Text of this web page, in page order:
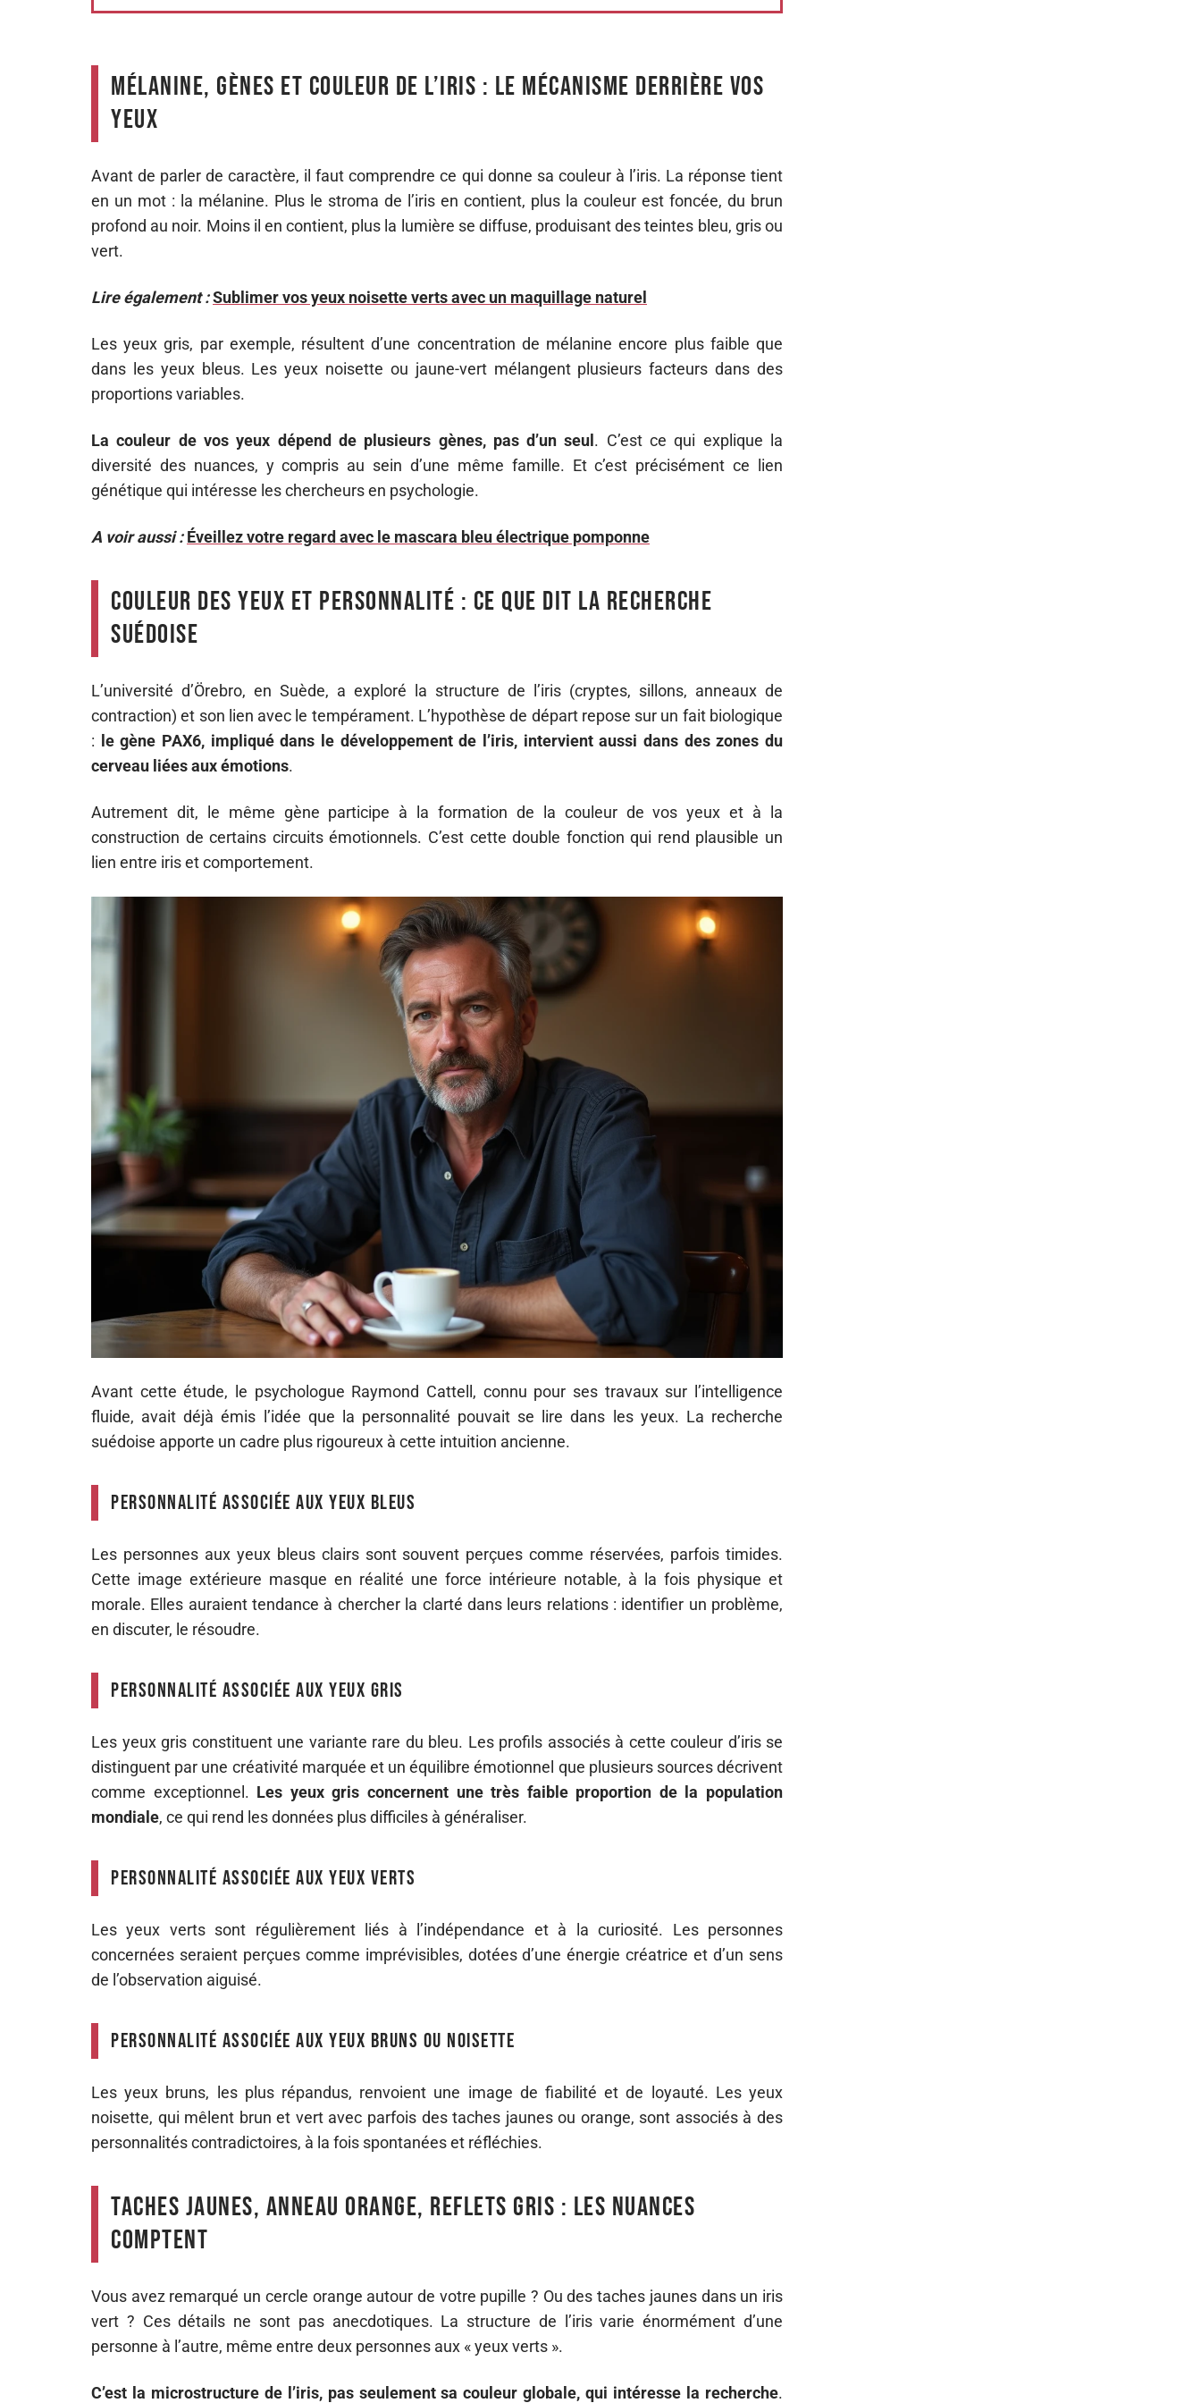
Mélanine, gènes et couleur de l’iris : le mécanisme derrière vos
yeux
Avant de parler de caractère, il faut comprendre ce qui donne sa couleur à l’iris. La réponse tient
en un mot : la mélanine. Plus le stroma de l’iris en contient, plus la couleur est foncée, du brun
profond au noir. Moins il en contient, plus la lumière se diffuse, produisant des teintes bleu, gris ou
vert.
Lire également :Sublimer vos yeux noisette verts avec un maquillage naturel
Les yeux gris, par exemple, résultent d’une concentration de mélanine encore plus faible que
dans les yeux bleus. Les yeux noisette ou jaune-vert mélangent plusieurs facteurs dans des
proportions variables.
La couleur de vos yeux dépend de plusieurs gènes, pas d’un seul . C’est ce qui explique la
diversité des nuances, y compris au sein d’une même famille. Et c’est précisément ce lien
génétique qui intéresse les chercheurs en psychologie.
A voir aussi : Éveillez votre regard avec le mascara bleu électrique pomponne
Couleur des yeux et personnalité : ce que dit la recherche
suédoise
L’université d’Örebro, en Suède, a exploré la structure de l’iris (cryptes, sillons, anneaux de
contraction) et son lien avec le tempérament. L’hypothèse de départ repose sur un fait biologique
:
le gène PAX6, impliqué dans le développement de l’iris, intervient aussi dans des zones du
cerveau liées aux émotions.
Autrement dit, le même gène participe à la formation de la couleur de vos yeux et à la
construction de certains circuits émotionnels. C’est cette double fonction qui rend plausible un
lien entre iris et comportement.
Avant cette étude, le psychologue Raymond Cattell, connu pour ses travaux sur l’intelligence
fluide, avait déjà émis l’idée que la personnalité pouvait se lire dans les yeux. La recherche
suédoise apporte un cadre plus rigoureux à cette intuition ancienne.
Personnalité associée aux yeux bleus
Les personnes aux yeux bleus clairs sont souvent perçues comme réservées, parfois timides.
Cette image extérieure masque en réalité une force intérieure notable, à la fois physique et
morale. Elles auraient tendance à chercher la clarté dans leurs relations : identifier un problème,
en discuter, le résoudre.
Personnalité associée aux yeux gris
Les yeux gris constituent une variante rare du bleu. Les profils associés à cette couleur d’iris se
distinguent par une créativité marquée et un équilibre émotionnel que plusieurs sources décrivent
comme exceptionnel. Les yeux gris concernent une très faible proportion de la population
mondiale, ce qui rend les données plus difficiles à généraliser.
Personnalité associée aux yeux verts
Les yeux verts sont régulièrement liés à l’indépendance et à la curiosité. Les personnes
concernées seraient perçues comme imprévisibles, dotées d’une énergie créatrice et d’un sens
de l’observation aiguisé.
Personnalité associée aux yeux bruns ou noisette
Les yeux bruns, les plus répandus, renvoient une image de fiabilité et de loyauté. Les yeux
noisette, qui mêlent brun et vert avec parfois des taches jaunes ou orange, sont associés à des
personnalités contradictoires, à la fois spontanées et réfléchies.
Taches jaunes, anneau orange, reflets gris : les nuances
comptent
Vous avez remarqué un cercle orange autour de votre pupille ? Ou des taches jaunes dans un iris
vert ? Ces détails ne sont pas anecdotiques. La structure de l’iris varie énormément d’une
personne à l’autre, même entre deux personnes aux « yeux verts ».
C’est la microstructure de l’iris, pas seulement sa couleur globale, qui intéresse la recherche.